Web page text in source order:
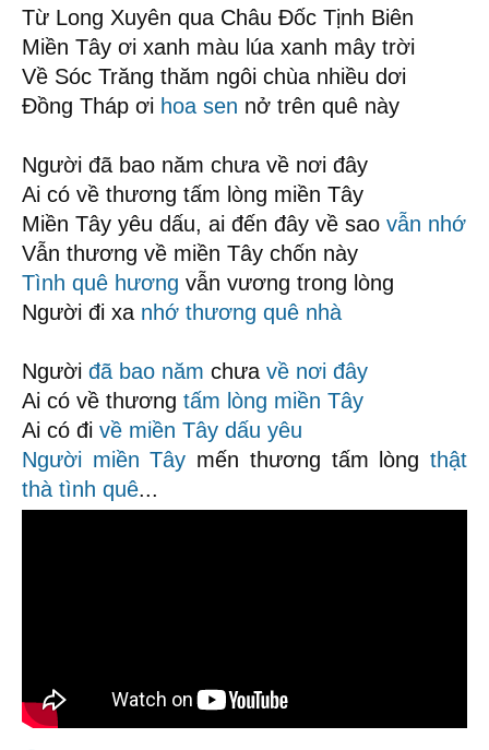
Từ Long Xuyên qua Châu Đốc Tịnh Biên
Miền Tây ơi xanh màu lúa xanh mây trời
Về Sóc Trăng thăm ngôi chùa nhiều dơi
Đồng Tháp ơi hoa sen nở trên quê này
Người đã bao năm chưa về nơi đây
Ai có về thương tấm lòng miền Tây
Miền Tây yêu dấu, ai đến đây về sao vẫn nhớ
Vẫn thương về miền Tây chốn này
Tình quê hương vẫn vương trong lòng
Người đi xa nhớ thương quê nhà
Người đã bao năm chưa về nơi đây
Ai có về thương tấm lòng miền Tây
Ai có đi về miền Tây dấu yêu
Người miền Tây mến thương tấm lòngthật
thà tình quê...